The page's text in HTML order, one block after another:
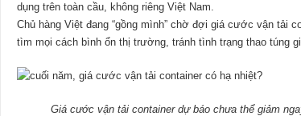
dụng trên toàn cầu, không riêng Việt Nam.
Chủ hàng Việt đang “gồng mình” chờ đợi giá cước vận tải
tìm mọi cách bình ổn thị trường, tránh tình trạng thao túng
Giá cước vận tải container dự báo chưa thể giảm